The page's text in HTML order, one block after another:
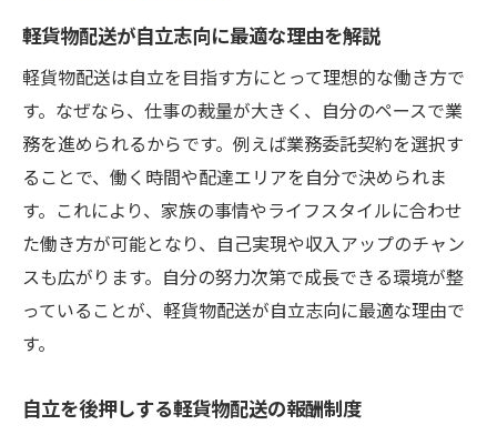
軽貨物配送が自立志向に最適な理由を解説
軽貨物配送は自立を目指す方にとって理想的な働き方で
す。なぜなら、仕事の裁量が大きく、自分のペースで業
務を進められるからです。例えば業務委託契約を選択す
ることで、働く時間や配達エリアを自分で決められま
す。これにより、家族の事情やライフスタイルに合わせ
た働き方が可能となり、自己実現や収入アップのチャン
スも広がります。自分の努力次第で成長できる環境が整
っていることが、軽貨物配送が自立志向に最適な理由で
す。
自立を後押しする軽貨物配送の報酬制度